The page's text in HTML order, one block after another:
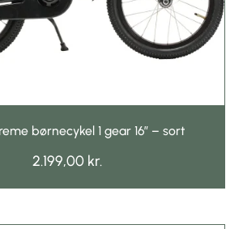
børnecykel 1 gear 16″ – sort
2.199,00 kr.